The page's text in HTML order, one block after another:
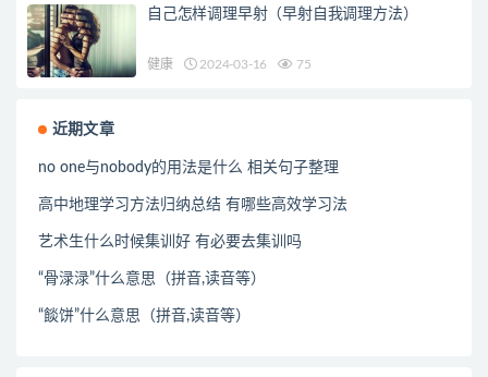
自己怎样调理早射（早射自我调理方法）
健康 2024-03-16 75
近期文章
no one与nobody的用法是什么 相关句子整理
高中地理学习方法归纳总结 有哪些高效学习法
艺术生什么时候集训好 有必要去集训吗
“骨渌渌”什么意思（拼音,读音等）
“餤饼”什么意思（拼音,读音等）